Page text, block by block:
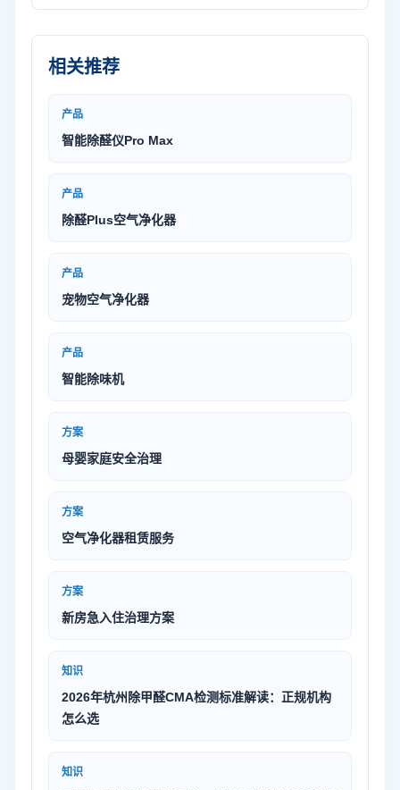
相关推荐
产品
智能除醛仪Pro Max
产品
除醛Plus空气净化器
产品
宠物空气净化器
产品
智能除味机
方案
母婴家庭安全治理
方案
空气净化器租赁服务
方案
新房急入住治理方案
知识
2026年杭州除甲醛CMA检测标准解读：正规机构
怎么选
知识